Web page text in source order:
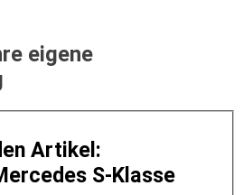
eigene
Artikel:
S-Klasse